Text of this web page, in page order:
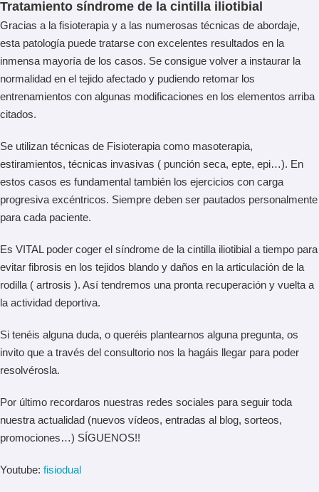
Tratamiento síndrome de la cintilla iliotibial
Gracias a la fisioterapia y a las numerosas técnicas de abordaje,
esta patología puede tratarse con excelentes resultados en la
inmensa mayoría de los casos. Se consigue volver a instaurar la
normalidad en el tejido afectado y pudiendo retomar los
entrenamientos con algunas modificaciones en los elementos arriba
citados.
Se utilizan técnicas de Fisioterapia como masoterapia,
estiramientos, técnicas invasivas ( punción seca, epte, epi…). En
estos casos es fundamental también los ejercicios con carga
progresiva excéntricos. Siempre deben ser pautados personalmente
para cada paciente.
Es VITAL poder coger el síndrome de la cintilla iliotibial a tiempo para
evitar fibrosis en los tejidos blando y daños en la articulación de la
rodilla ( artrosis ). Así tendremos una pronta recuperación y vuelta a
la actividad deportiva.
Si tenéis alguna duda, o queréis plantearnos alguna pregunta, os
invito que a través del consultorio nos la hagáis llegar para poder
resolvérosla.
Por último recordaros nuestras redes sociales para seguir toda
nuestra actualidad (nuevos vídeos, entradas al blog, sorteos,
promociones…) SÍGUENOS!!
Youtube: fisiodual